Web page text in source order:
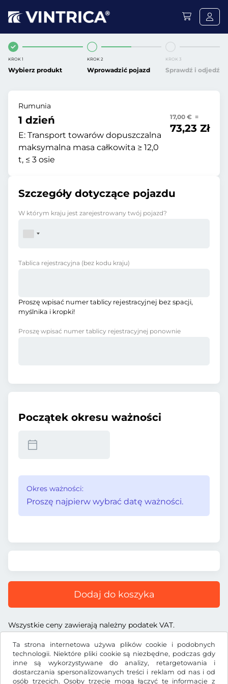
Ta strona internetowa używa plików cookie i podobnych
technologii. Niektóre pliki cookie są niezbędne, podczas gdy
inne są wykorzystywane do analizy, retargetowania i
dostarczania spersonalizowanych treści i reklam od nas i od
osób trzecich. Osoby trzecie mogą łączyć te informacje z
KROK 1
Wybierz produkt
KROK 2
Wprowadzić pojazd
KROK 3
Sprawdź i odjedź
Rumunia
1 dzień
E: Transport towarów dopuszczalna
maksymalna masa całkowita ≥ 12,0
t, ≤ 3 osie
17,00 € =
73,23 Zł
Szczegóły dotyczące pojazdu
W którym kraju jest zarejestrowany twój pojazd?
Tablica rejestracyjna (bez kodu kraju)
Proszę wpisać numer tablicy rejestracyjnej bez spacji,
myślnika i kropki!
Proszę wpisać numer tablicy rejestracyjnej ponownie
Początek okresu ważności
Okres ważności:
Proszę najpierw wybrać datę ważności.
Dodaj do koszyka
Wszystkie ceny zawierają należny podatek VAT.
ZłPLN